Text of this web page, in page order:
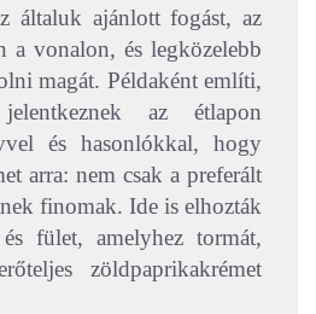
általuk ajánlott fogást, az
a vonalon, és legközelebb
magát. Példaként említi,
az étlapon
és hasonlókkal, hogy
arra: nem csak a preferált
finomak. Ide is elhozták
fület, amelyhez tormát,
zöldpaprikakrémet